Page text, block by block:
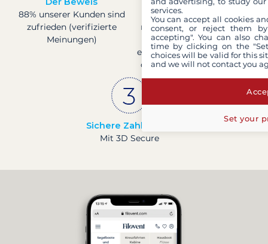
88% unserer Kunden sind
zufrieden (verifizierte
Meinungen)
Unternehmen
mit solider finanzieller
Basis, bestätigt durch
eine Bonitätsbewertung
der Banque de France.
Sichere Zahlungen
Mit 3D Secure
services.
You can accept all cookies
consent, or reject them
accepting". You can also
time by clicking on the
choices will be valid for this
and we will not contact you
Set your